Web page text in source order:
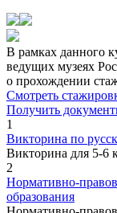
В рамках данного
ведущих музеях
о прохождении
Смотреть
Получить
1
Викторина по
Викторина для 5-6
2
Нормативно-
образования